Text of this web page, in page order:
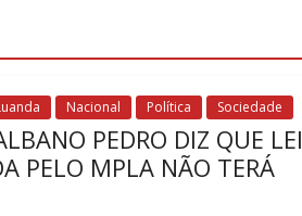
Nacional Política Sociedade
PEDRO DIZ QUE LEI
PELO MPLA NÃO TERÁ